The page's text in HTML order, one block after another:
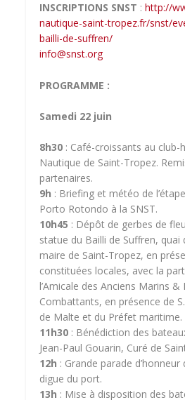
INSCRIPTIONS SNST :http://
nautique-saint-tropez.fr/snst/
bailli-de-suffren/
info@snst.org
PROGRAMME :
Samedi 22 juin
8h30 : Café-croissants au club-
Nautique de Saint-Tropez.
partenaires.
9h : Briefing et météo de
Porto Rotondo à la SNST.
10h45 : Dépôt de gerbes de
statue du Bailli de Suffren, quai
maire de Saint-Tropez, en
constituées locales, avec la
l’Amicale des Anciens Marins &
Combattants, en présence de
de Malte et du Préfet maritime.
11h30 : Bénédiction des
Jean-Paul Gouarin, Curé de
12h : Grande parade
digue du port.
13h : Mise à disposition des